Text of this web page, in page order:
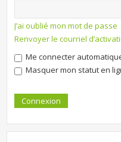
J’ai oublié mon mot de passe
Renvoyer le courriel
Me connecter
Masquer mon statut en